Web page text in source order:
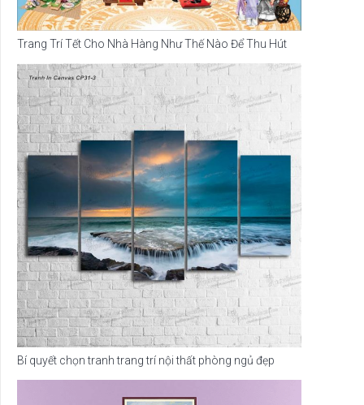
Trang Trí Tết Cho Nhà Hàng Như Thế Nào Để Thu Hút
Bí quyết chọn tranh trang trí nội thất phòng ngủ đẹp